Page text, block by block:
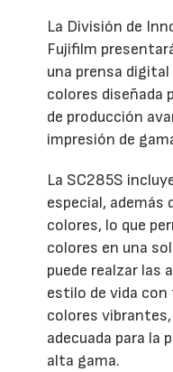
La División de
Fujifilm
una prensa
colores diseñada
de producción
impresión de
La SC285S
especial, además
colores, lo que
colores en una
puede realzar las
estilo de vida
colores
adecuada para la
alta gama.